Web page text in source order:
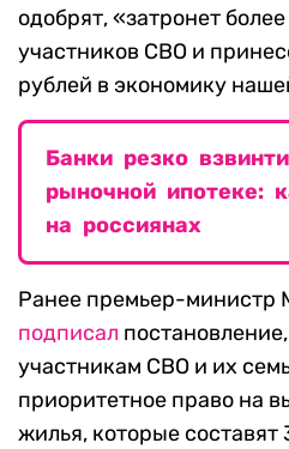
одобрят, «затронет
участников СВО и
рублей в экономику
Банки резко
рыночной ипотеке:
на россиянах
Ранее премьер-министр
подписал
участникам СВО и их
приоритетное право на
жилья, которые составят